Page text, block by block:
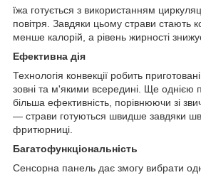
їжа готується з використанням
повітря. Завдяки цьому страви стають
менше калорій, а рівень жирності
Ефективна дія
Технологія конвекції робить
зовні та м'якими всередині. Ще однією
більша ефективність, порівнюючи зі
— страви готуються швидше завдяки
фритюрниці.
Багатофункціональність
Сенсорна панель дає змогу вибрати